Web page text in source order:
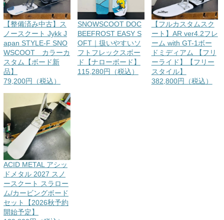
【整備済み中古】ス
ノースクート Jykk J
apan STYLE-F SNO
WSCOOT カラーカ
スタム【ボード新
品】
79,200円（税込）
SNOWSCOOT DOC
BEEFROST EASY S
OFT｜扱いやすいソ
フトフレックスボー
ド【ナローボード】
115,280円（税込）
【フルカスタムスク
ート】AR ver4.2フレ
ーム with GT-1ボー
ドミディアム 【フリ
ーライド】【フリー
スタイル】
382,800円（税込）
ACID METAL アシッ
ドメタル 2027 スノ
ースクート スラロー
ム/カービングボード
セット【2026秋予約
開始予定】